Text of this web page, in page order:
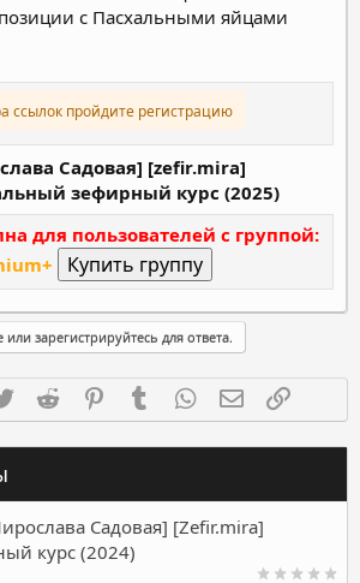
с Пасхальными яйцами
ссылок пройдите регистрацию
Садовая] [zefir.mira]
зефирный курс (2025)
для пользователей с группой:
или зарегистрируйтесь для ответа.
Twitter Reddit PinterestTumblr WhatsAppЭлектронная
Садовая] [Zefir.mira]
курс (2024)